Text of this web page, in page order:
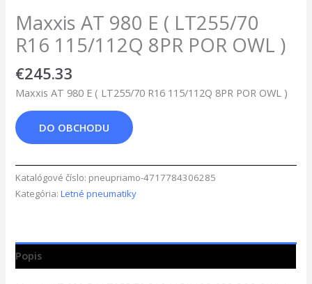
Maxxis AT 980 E ( LT255/70
R16 115/112Q 8PR POR OWL )
€245.33
Maxxis AT 980 E ( LT255/70 R16 115/112Q 8PR POR OWL )
DO OBCHODU
Katalógové číslo: pneupriamo-4717784306285
Kategória:Letné pneumatiky
Popis